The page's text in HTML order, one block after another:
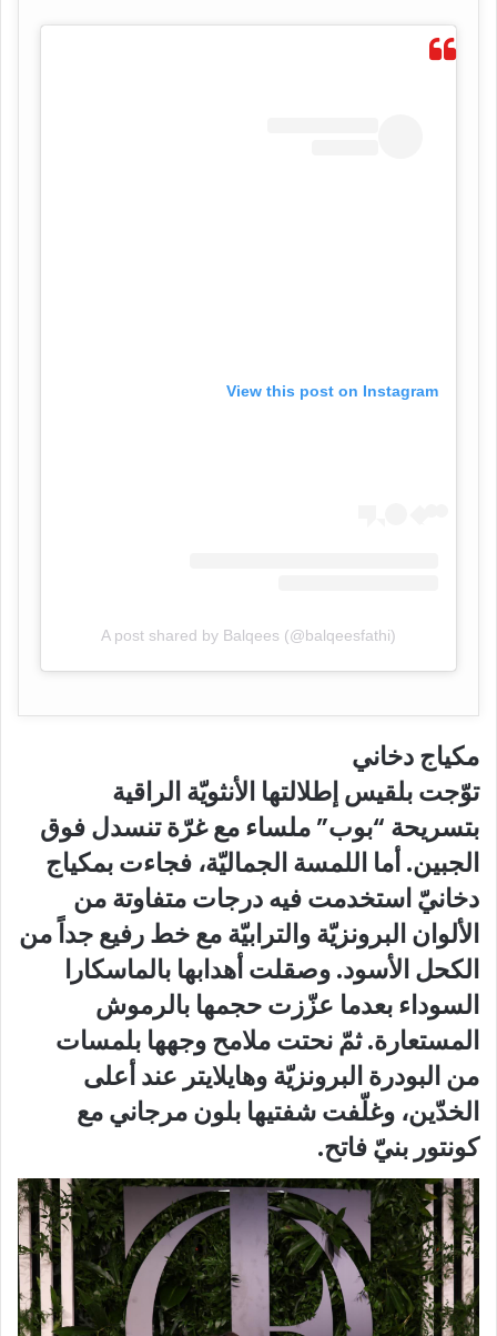
View this post on Instagram
A post shared by Balqees (@balqeesfathi)
مكياج دخاني
توّجت بلقيس إطلالتها الأنثويّة الراقية
بتسريحة “بوب” ملساء مع غرّة تنسدل فوق
الجبين. أما اللمسة الجماليّة، فجاءت بمكياج
دخانيّ استخدمت فيه درجات متفاوتة من
الألوان البرونزيّة والترابيّة مع خط رفيع جداً من
الكحل الأسود. وصقلت أهدابها بالماسكارا
السوداء بعدما عزّزت حجمها بالرموش
المستعارة. ثمّ نحتت ملامح وجهها بلمسات
من البودرة البرونزيّة وهايلايتر عند أعلى
الخدّين، وغلّفت شفتيها بلون مرجاني مع
كونتور بنيّ فاتح.